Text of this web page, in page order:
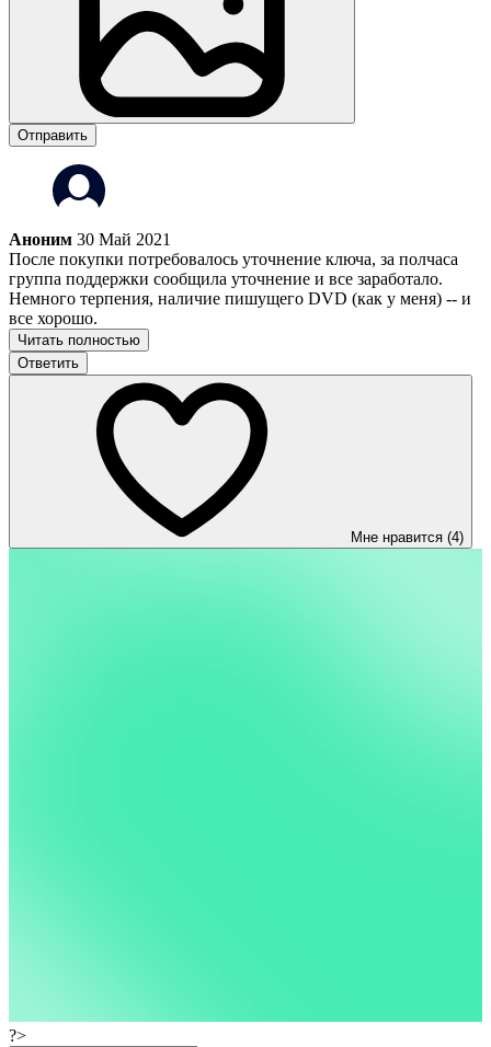
Отправить
Аноним 30 Май 2021
После покупки потребовалось уточнение ключа, за полчаса
группа поддержки сообщила уточнение и все заработало.
Немного терпения, наличие пишущего DVD (как у меня) -- и
все хорошо.
Читать полностью
Ответить
Мне нравится (4)
?>